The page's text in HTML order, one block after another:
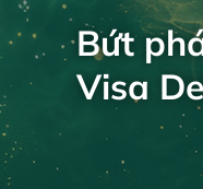
Bứt
Visa